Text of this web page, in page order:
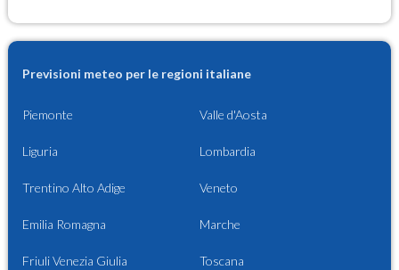
Previsioni meteo per le regioni italiane
Piemonte Valle d'Aosta
Liguria Lombardia
Trentino Alto Adige Veneto
Emilia Romagna Marche
Friuli Venezia Giulia Toscana